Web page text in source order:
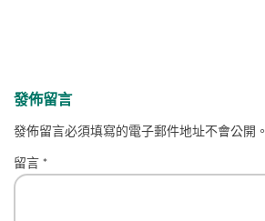
發佈留言
發佈留言必須填寫的電子郵件地址不會公開。
留言 *